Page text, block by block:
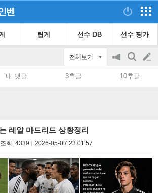
벤
팁게 선수 DB 선수 평가
전체보기
공
지
on/off
검
색
글
쓰
내 댓글 3추글 10추글
레알 마드리드 상황정리
조회: 4339 2026-05-07 23:01:57